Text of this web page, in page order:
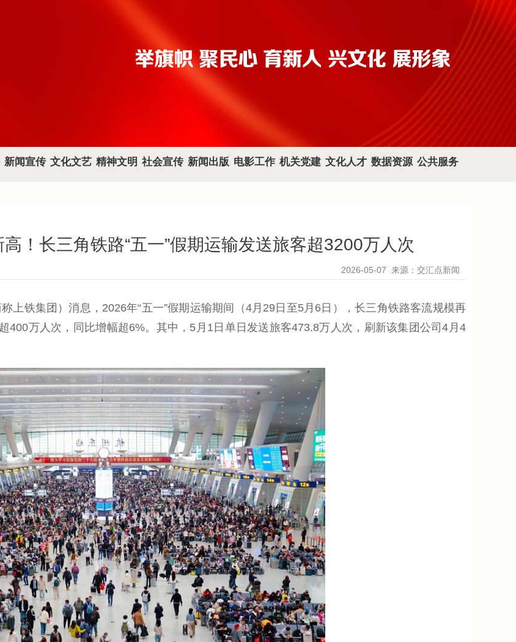
新闻宣传 文化文艺 精神文明 社会宣传 新闻出版 电影工作 机关党建 文化人才 数据资源 公共服务
！长三角铁路“五一”假期运输发送旅客超3200万人次
2026-05-07 来源：交汇点新闻
铁集团）消息，2026年“五一”假期运输期间（4月29日至5月6日），长三角铁路客流规模再
400万人次，同比增幅超6%。其中，5月1日单日发送旅客473.8万人次，刷新该集团公司4月4